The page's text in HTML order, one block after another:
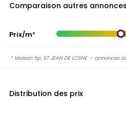
Comparaison autres annonces
Prix/m²
* Maison 5p, ST JEAN DE LOSNE — annonces
Distribution des prix